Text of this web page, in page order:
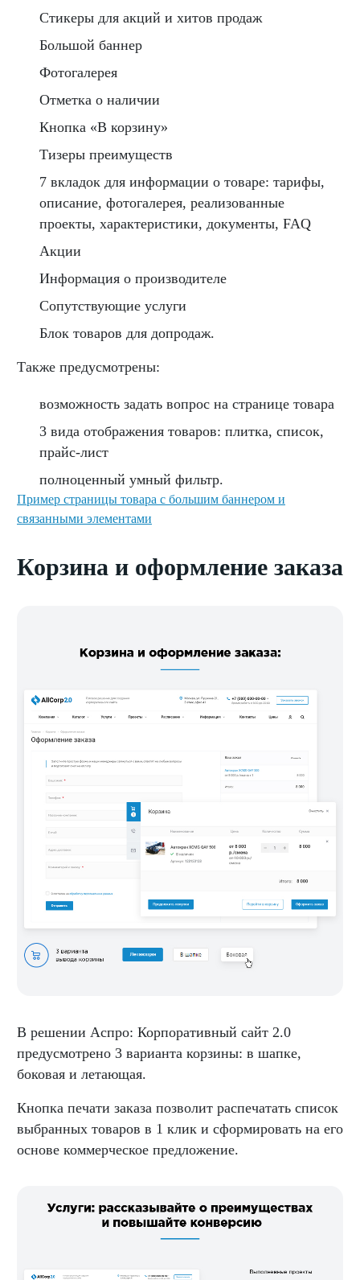
Стикеры для акций и хитов продаж
Большой баннер
Фотогалерея
Отметка о наличии
Кнопка «В корзину»
Тизеры преимуществ
7 вкладок для информации о товаре: тарифы,
описание, фотогалерея, реализованные
проекты, характеристики, документы, FAQ
Акции
Информация о производителе
Сопутствующие услуги
Блок товаров для допродаж.
Также предусмотрены:
возможность задать вопрос на странице товара
3 вида отображения товаров: плитка, список,
прайс-лист
полноценный умный фильтр.
Пример страницы товара с большим баннером и
связанными элементами
Корзина и оформление заказа
В решении Аспро: Корпоративный сайт 2.0
предусмотрено 3 варианта корзины: в шапке,
боковая и летающая.
Кнопка печати заказа позволит распечатать список
выбранных товаров в 1 клик и сформировать на его
основе коммерческое предложение.